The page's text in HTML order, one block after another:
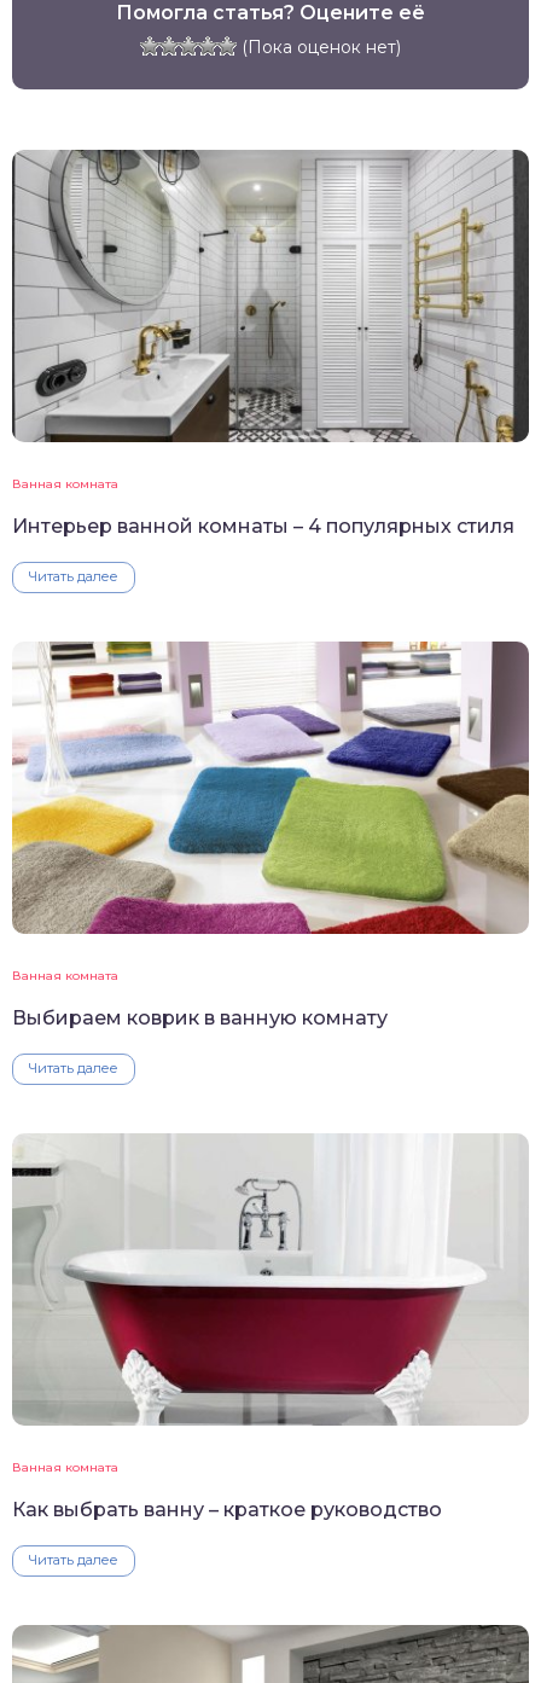
Помогла статья? Оцените её
(Пока оценок нет)
Ванная комната
Интерьер ванной комнаты – 4 популярных стиля
Читать далее
Ванная комната
Выбираем коврик в ванную комнату
Читать далее
Ванная комната
Как выбрать ванну – краткое руководство
Читать далее